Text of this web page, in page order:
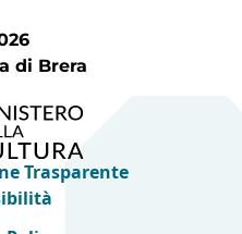
di Brera
Trasparente